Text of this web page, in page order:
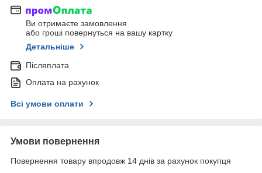
Ви отримаєте замовлення
або гроші повернуться на вашу картку
Детальніше
Післяплата
Оплата на рахунок
Всі умови оплати
Умови повернення
Повернення товару впродовж 14 днів за рахунок покупця